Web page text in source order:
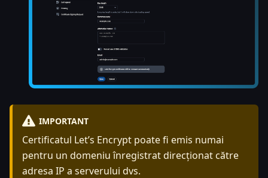
IMPORTANT
Certificatul Let’s Encrypt poate fi emis numai
pentru un domeniu înregistrat direcționat către
adresa IP a serverului dvs.